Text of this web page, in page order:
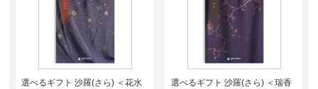
選べるギフト 沙羅(さら) ＜花水
選べるギフト 沙羅(さら) ＜瑞香